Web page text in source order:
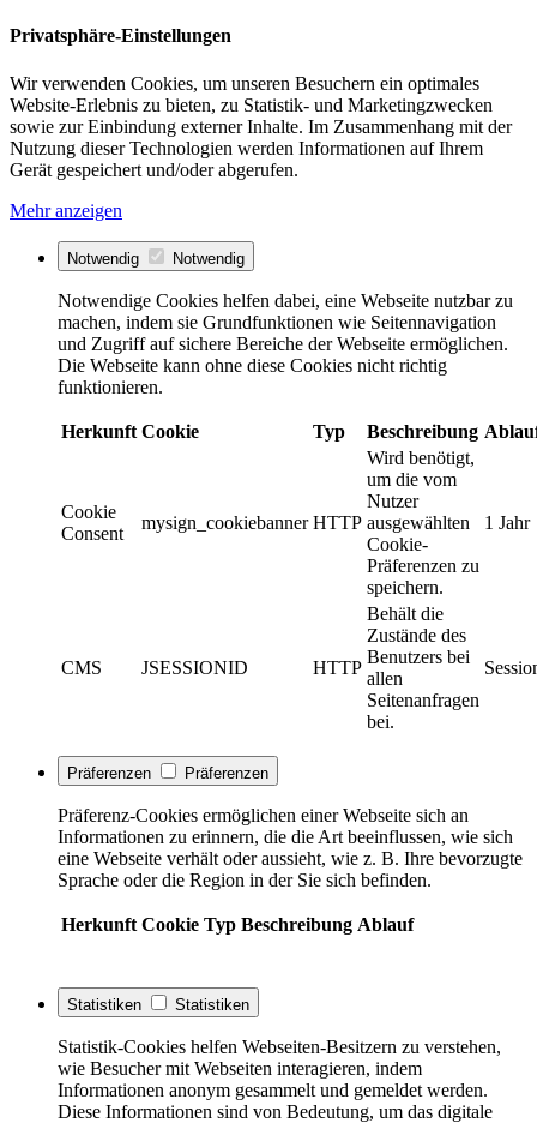
Privatsphäre-Einstellungen
Wir verwenden Cookies, um unseren Besuchern ein optimales
Website-Erlebnis zu bieten, zu Statistik- und Marketingzwecken
sowie zur Einbindung externer Inhalte. Im Zusammenhang mit der
Nutzung dieser Technologien werden Informationen auf Ihrem
Gerät gespeichert und/oder abgerufen.
Mehr anzeigen
Notwendig Notwendig
Notwendige Cookies helfen dabei, eine Webseite nutzbar zu
machen, indem sie Grundfunktionen wie Seitennavigation
und Zugriff auf sichere Bereiche der Webseite ermöglichen.
Die Webseite kann ohne diese Cookies nicht richtig
funktionieren.
Herkunft Cookie Typ Beschreibung
Cookie
Consent
mysign_cookiebanner HTTP
Wird benötigt,
um die vom
Nutzer
ausgewählten
Cookie-
Präferenzen zu
speichern.
1 Jahr
CMS JSESSIONID HTTP
Behält die
Zustände des
Benutzers bei
allen
Seitenanfragen
bei.
Präferenzen Präferenzen
Präferenz-Cookies ermöglichen einer Webseite sich an
Informationen zu erinnern, die die Art beeinflussen, wie sich
eine Webseite verhält oder aussieht, wie z. B. Ihre bevorzugte
Sprache oder die Region in der Sie sich befinden.
Herkunft Cookie Typ Beschreibung Ablauf
Statistiken Statistiken
Statistik-Cookies helfen Webseiten-Besitzern zu verstehen,
wie Besucher mit Webseiten interagieren, indem
Informationen anonym gesammelt und gemeldet werden.
Diese Informationen sind von Bedeutung, um das digitale